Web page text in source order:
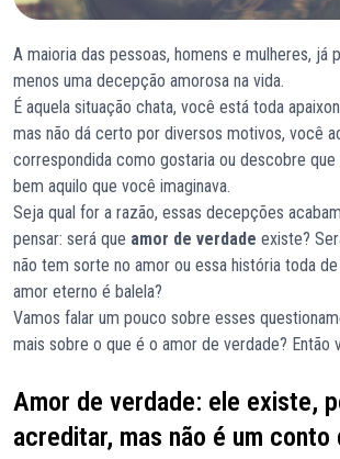
A maioria das pessoas, homens e mulheres, já
menos uma decepção amorosa na vida.
É aquela situação chata, você está toda
mas não dá certo por diversos motivos, você
correspondida como gostaria ou descobre
bem aquilo que você imaginava.
Seja qual for a razão, essas decepções
pensar: será que amor de verdade existe?
não tem sorte no amor ou essa história toda
amor eterno é balela?
Vamos falar um pouco sobre esses
mais sobre o que é o amor de verdade? Então
Amor de verdade: ele existe,
acreditar, mas não é um conto